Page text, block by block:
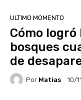
ULTIMO MOMENTO
Cómo logró
bosques
de
Por Matias 10/